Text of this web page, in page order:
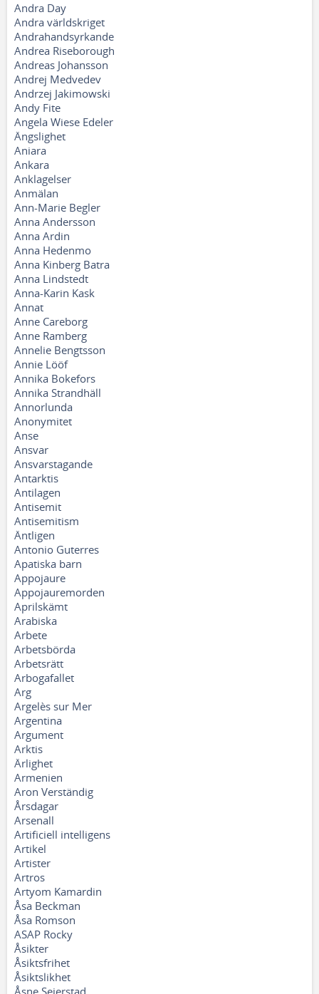
Andra Day
Andra världskriget
Andrahandsyrkande
Andrea Riseborough
Andreas Johansson
Andrej Medvedev
Andrzej Jakimowski
Andy Fite
Angela Wiese Edeler
Ängslighet
Aniara
Ankara
Anklagelser
Anmälan
Ann-Marie Begler
Anna Andersson
Anna Ardin
Anna Hedenmo
Anna Kinberg Batra
Anna Lindstedt
Anna-Karin Kask
Annat
Anne Careborg
Anne Ramberg
Annelie Bengtsson
Annie Lööf
Annika Bokefors
Annika Strandhäll
Annorlunda
Anonymitet
Anse
Ansvar
Ansvarstagande
Antarktis
Antilagen
Antisemit
Antisemitism
Äntligen
Antonio Guterres
Apatiska barn
Appojaure
Appojauremorden
Aprilskämt
Arabiska
Arbete
Arbetsbörda
Arbetsrätt
Arbogafallet
Arg
Argelès sur Mer
Argentina
Argument
Arktis
Ärlighet
Armenien
Aron Verständig
Årsdagar
Arsenall
Artificiell intelligens
Artikel
Artister
Artros
Artyom Kamardin
Åsa Beckman
Åsa Romson
ASAP Rocky
Åsikter
Åsiktsfrihet
Åsiktslikhet
Åsne Seierstad